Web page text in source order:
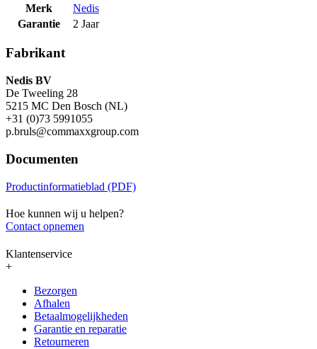
Merk
Nedis
Garantie
2 Jaar
Fabrikant
Nedis BV
De Tweeling 28
5215 MC Den Bosch (NL)
+31 (0)73 5991055
p.bruls@commaxxgroup.com
Documenten
Productinformatieblad (PDF)
Hoe kunnen wij u helpen?
Contact opnemen
Klantenservice
+
Bezorgen
Afhalen
Betaalmogelijkheden
Garantie en reparatie
Retourneren